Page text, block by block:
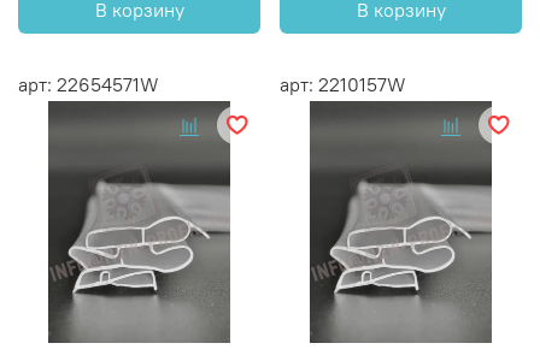
В корзину В корзину
арт: 22654571W арт: 2210157W